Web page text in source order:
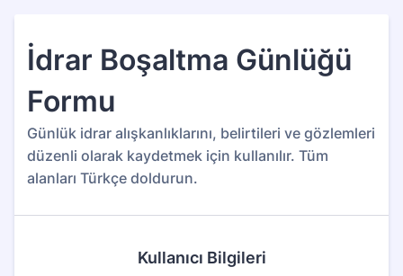
İdrar Boşaltma Günlüğü
Formu
Günlük idrar alışkanlıklarını, belirtileri ve gözlemleri
düzenli olarak kaydetmek için kullanılır. Tüm
alanları Türkçe doldurun.
Kullanıcı Bilgileri